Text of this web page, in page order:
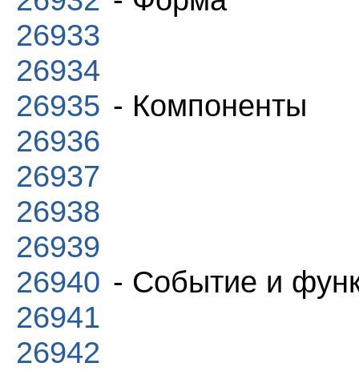
26933
26934
26935 - Компоненты
26936
26937
26938
26939
26940 - Событие и
26941
26942